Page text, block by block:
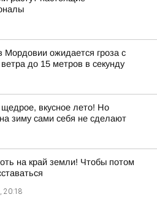
Мордовии ожидается гроза с
до 15 метров в секунду
вкусное лето! Но
на зиму сами себя не сделают
на край земли! Чтобы потом
20:18